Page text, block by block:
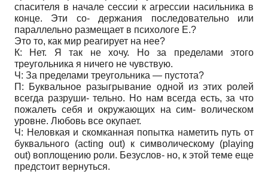
спасителя в начале сессии к агрессии насильника в
конце. Эти со- держания последовательно или
параллельно размещает в психологе Е.?
Это то, как мир реагирует на нее?
К: Нет. Я так не хочу. Но за пределами этого
треугольника я ничего не чувствую.
Ч: За пределами треугольника — пустота?
П: Буквальное разыгрывание одной из этих ролей
всегда разруши- тельно. Но нам всегда есть, за что
пожалеть себя и окружающих на сим- волическом
уровне. Любовь все окупает.
Ч: Неловкая и скомканная попытка наметить путь от
буквального (acting out) к символическому (playing
out) воплощению роли. Безуслов- но, к этой теме еще
предстоит вернуться.